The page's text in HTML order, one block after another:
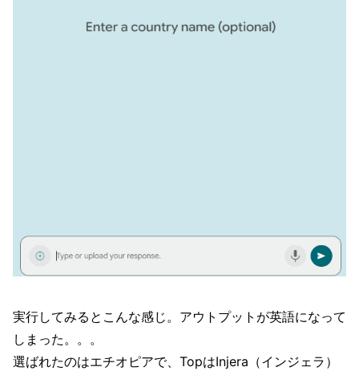
実行してみるとこんな感じ。アウトプットが英語になって
しまった。。。
選ばれたのはエチオピアで、TopはInjera（インジェラ）